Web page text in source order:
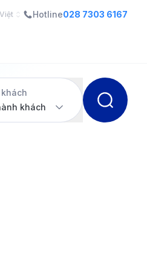
Hotline028 7303 6167
khách
khách